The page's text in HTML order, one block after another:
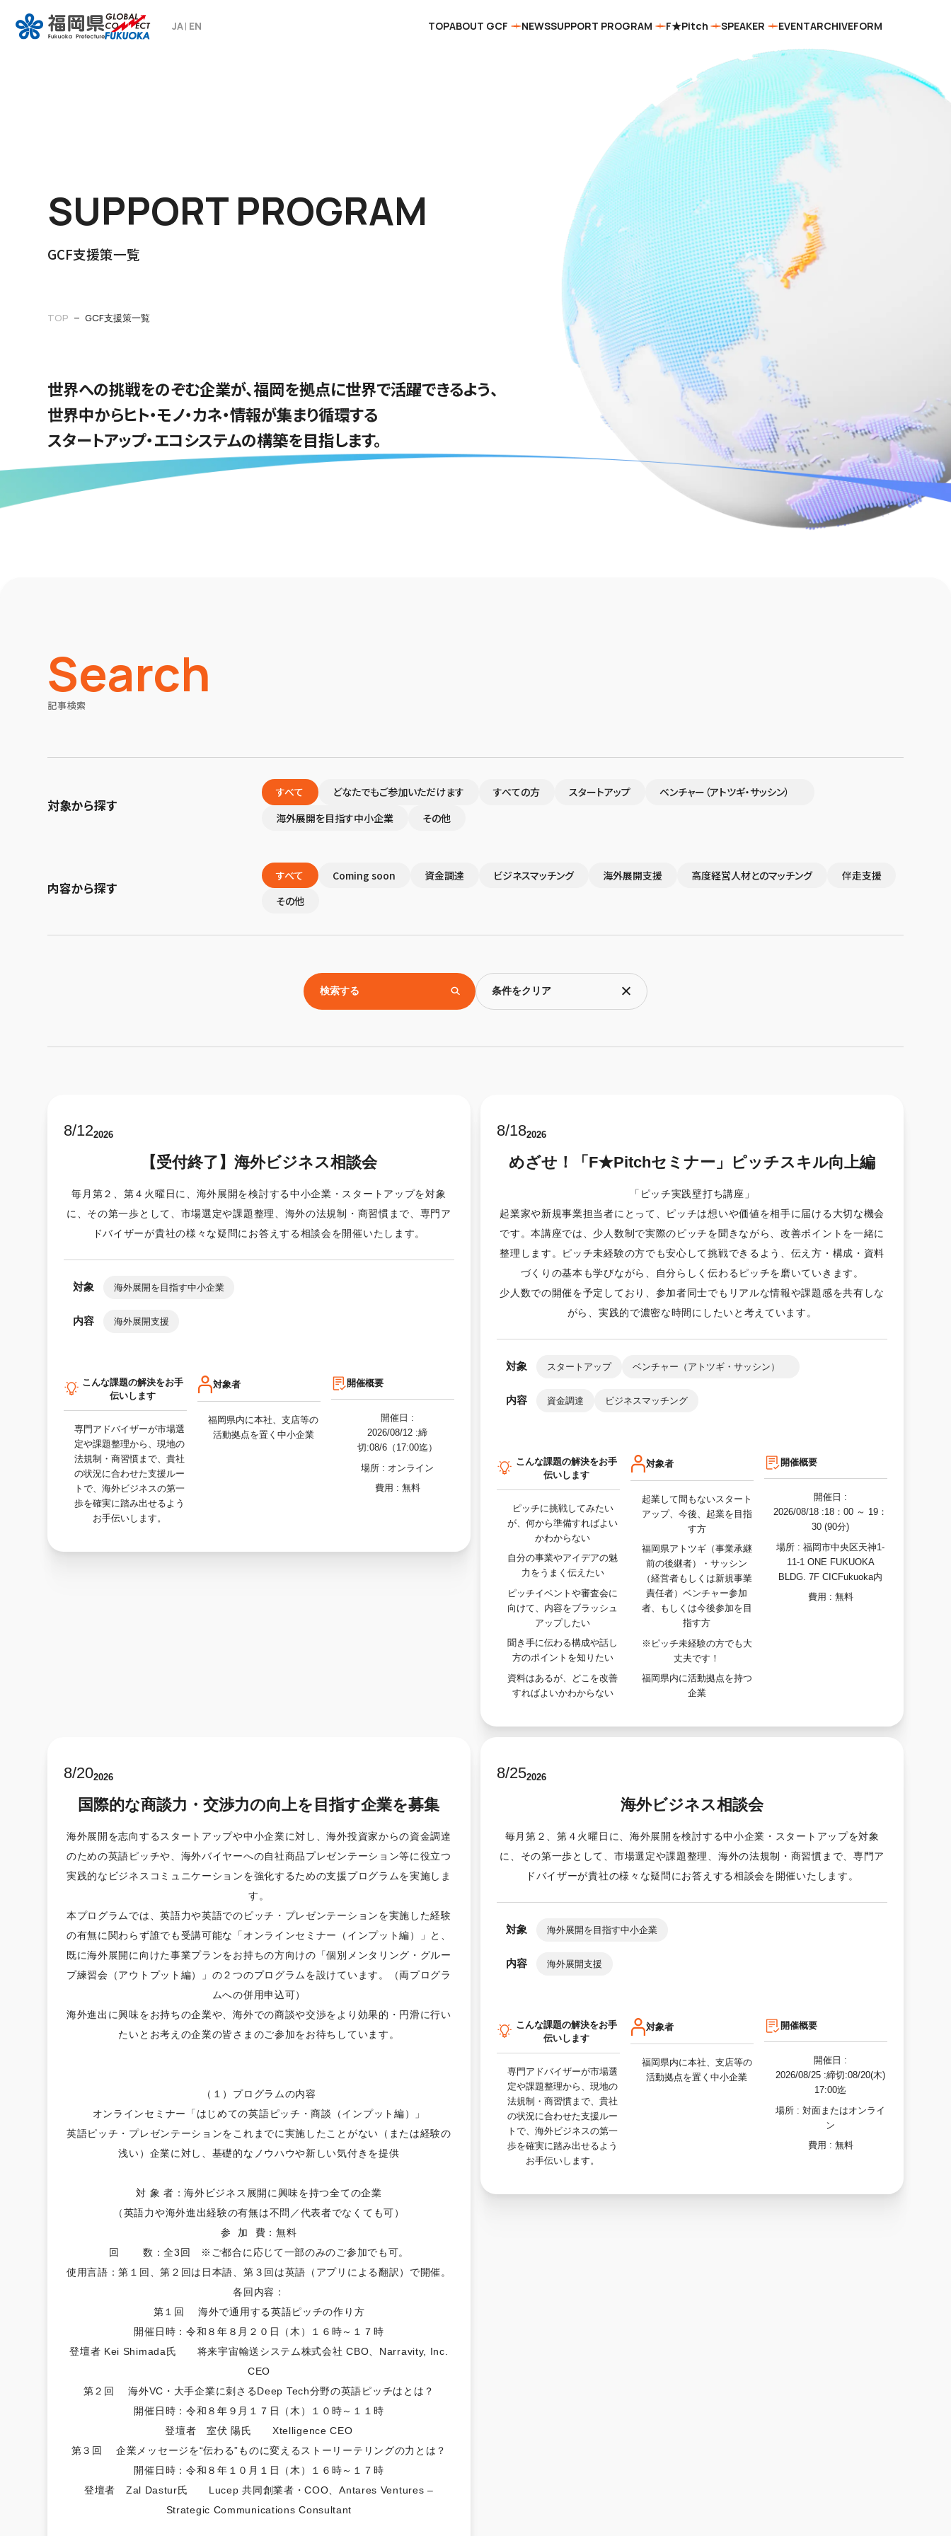
JA EN TOPABOUT GCF NEWSSUPPORT PROGRAM F★Pitch SPEAKER EVENTARCHIVEFORM
SUPPORT PROGRAM
GCF支援策一覧
TOP GCF支援策一覧
世界への挑戦をのぞむ企業が、福岡を拠点に世界で活躍できるよう、
世界中からヒト・モノ・カネ・情報が集まり循環する
スタートアップ・エコシステムの構築を目指します。
Search
記事検索
対象から探す
すべて どなたでもご参加いただけます すべての方 スタートアップ
ベンチャー（アトツギ・サッシン）
海外展開を目指す中小企業
その他
内容から探す
すべて Coming soon 資金調達 ビジネスマッチング 海外展開支援 高度経営人材とのマッチング
伴走支援
その他
検索する 条件をクリア
8/122026
【受付終了】海外ビジネス相談会
毎月第２、第４火曜日に、海外展開を検討する中小企業・スタートアップを対象
に、その第一歩として、市場選定や課題整理、海外の法規制・商習慣まで、専門ア
ドバイザーが貴社の様々な疑問にお答えする相談会を開催いたします。
対象 海外展開を目指す中小企業
内容 海外展開支援
こんな課題の解決をお手
伝いします
専門アドバイザーが市場選
定や課題整理から、現地の
法規制・商習慣まで、貴社
の状況に合わせた支援ルー
トで、海外ビジネスの第一
歩を確実に踏み出せるよう
お手伝いします。
対象者
福岡県内に本社、支店等の
活動拠点を置く中小企業
開催概要
開催日 :
2026/08/12 :締
切:08/6（17:00迄）
場所 : オンライン
費用 : 無料
8/182026
めざせ！「F★Pitchセミナー」ピッチスキル向上編
「ピッチ実践壁打ち講座」
起業家や新規事業担当者にとって、ピッチは想いや価値を相手に届ける大切な機会
です。本講座では、少人数制で実際のピッチを聞きながら、改善ポイントを一緒に
整理します。ピッチ未経験の方でも安心して挑戦できるよう、伝え方・構成・資料
づくりの基本も学びながら、自分らしく伝わるピッチを磨いていきます。
少人数での開催を予定しており、参加者同士でもリアルな情報や課題感を共有しな
がら、実践的で濃密な時間にしたいと考えています。
対象 スタートアップ ベンチャー（アトツギ・サッシン）
内容 資金調達 ビジネスマッチング
こんな課題の解決をお手
伝いします
ピッチに挑戦してみたい
が、何から準備すればよい
かわからない
自分の事業やアイデアの魅
力をうまく伝えたい
ピッチイベントや審査会に
向けて、内容をブラッシュ
アップしたい
聞き手に伝わる構成や話し
方のポイントを知りたい
資料はあるが、どこを改善
すればよいかわからない
対象者
起業して間もないスタート
アップ、今後、起業を目指
す方
福岡県アトツギ（事業承継
前の後継者）・サッシン
（経営者もしくは新規事業
責任者）ベンチャー参加
者、もしくは今後参加を目
指す方
※ピッチ未経験の方でも大
丈夫です！
福岡県内に活動拠点を持つ
企業
開催概要
開催日 :
2026/08/18 :18：00 ～ 19：
30 (90分)
場所 :福岡市中央区天神1-
11-1 ONE FUKUOKA
BLDG. 7F CICFukuoka内
費用 : 無料
8/202026
国際的な商談力・交渉力の向上を目指す企業を募集
海外展開を志向するスタートアップや中小企業に対し、海外投資家からの資金調達
のための英語ピッチや、海外バイヤーへの自社商品プレゼンテーション等に役立つ
実践的なビジネスコミュニケーションを強化するための支援プログラムを実施しま
す。
本プログラムでは、英語力や英語でのピッチ・プレゼンテーションを実施した経験
の有無に関わらず誰でも受講可能な「オンラインセミナー（インプット編）」と、
既に海外展開に向けた事業プランをお持ちの方向けの「個別メンタリング・グルー
プ練習会（アウトプット編）」の２つのプログラムを設けています。（両プログラ
ムへの併用申込可）
海外進出に興味をお持ちの企業や、海外での商談や交渉をより効果的・円滑に行い
たいとお考えの企業の皆さまのご参加をお待ちしています。
（１）プログラムの内容
オンラインセミナー「はじめての英語ピッチ・商談（インプット編）」
英語ピッチ・プレゼンテーションをこれまでに実施したことがない（または経験の
浅い）企業に対し、基礎的なノウハウや新しい気付きを提供
対 象 者：海外ビジネス展開に興味を持つ全ての企業
（英語力や海外進出経験の有無は不問／代表者でなくても可）
参 加 費：無料
回 数：全3回 ※ご都合に応じて一部のみのご参加でも可。
使用言語：第１回、第２回は日本語、第３回は英語（アプリによる翻訳）で開催。
各回内容：
第１回 海外で通用する英語ピッチの作り方
開催日時：令和８年８月２０日（木）１６時～１７時
登壇者 Kei Shimada氏 将来宇宙輸送システム株式会社 CBO、Narravity, Inc.
CEO
第２回 海外VC・大手企業に刺さるDeep Tech分野の英語ピッチはとは？
開催日時：令和８年９月１７日（木）１０時～１１時
登壇者 室伏 陽氏 Xtelligence CEO
第３回 企業メッセージを“伝わる”ものに変えるストーリーテリングの力とは？
開催日時：令和８年１０月１日（木）１６時～１７時
​登壇者 Zal Dastur氏 Lucep 共同創業者・COO、Antares Ventures –
Strategic Communications Consultant
8/252026
海外ビジネス相談会
毎月第２、第４火曜日に、海外展開を検討する中小企業・スタートアップを対象
に、その第一歩として、市場選定や課題整理、海外の法規制・商習慣まで、専門ア
ドバイザーが貴社の様々な疑問にお答えする相談会を開催いたします。
対象 海外展開を目指す中小企業
内容 海外展開支援
こんな課題の解決をお手
伝いします
専門アドバイザーが市場選
定や課題整理から、現地の
法規制・商習慣まで、貴社
の状況に合わせた支援ルー
トで、海外ビジネスの第一
歩を確実に踏み出せるよう
お手伝いします。
対象者
福岡県内に本社、支店等の
活動拠点を置く中小企業
開催概要
開催日 :
2026/08/25 :締切:08/20(木)
17:00迄
場所 :対面またはオンライ
ン
費用 : 無料